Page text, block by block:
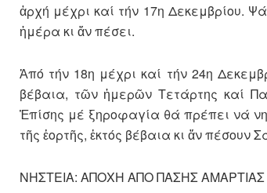
ἀρχή μέχρι καί τήν 17η Δεκεμβρίου.
ἡμέρα κι ἄν πέσει.
Ἀπό τήν 18η μέχρι καί τήν 24η
βέβαια, τῶν ἡμερῶν Τετάρτης καί
Ἐπίσης μέ ξηροφαγία θά πρέπει νά
τῆς ἑορτῆς, ἐκτός βέβαια κι ἄν πέσουν
ΝΗΣΤΕΙΑ: ΑΠΟΧΗ ΑΠΟ ΠΑΣΗΣ ΑΜΑΡΤΙΑΣ